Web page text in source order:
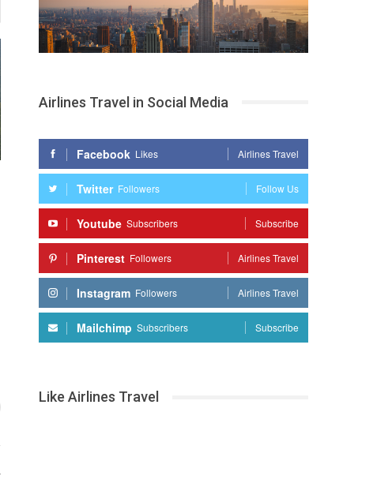
Airlines Travel in Social Media
Facebook Likes Airlines Travel
Twitter Followers Follow Us
Youtube Subscribers Subscribe
Pinterest Followers Airlines Travel
Instagram Followers Airlines Travel
Mailchimp Subscribers Subscribe
Like Airlines Travel